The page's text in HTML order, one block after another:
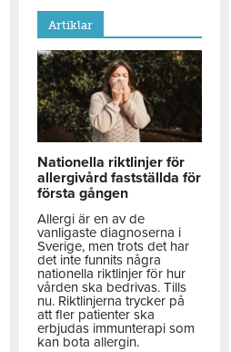
Artiklar
Nationella riktlinjer för
allergivård fastställda för
första gången
Allergi är en av de
vanligaste diagnoserna i
Sverige, men trots det har
det inte funnits några
nationella riktlinjer för hur
vården ska bedrivas. Tills
nu. Riktlinjerna trycker på
att fler patienter ska
erbjudas immunterapi som
kan bota allergin.